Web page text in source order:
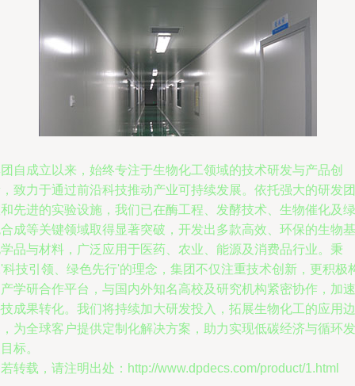
自成立以来，始终专注于生物化工领域的技术研发与产品创
致力于通过前沿科技推动产业可持续发展。依托强大的研发团
先进的实验设施，我们已在酶工程、发酵技术、生物催化及绿
成等关键领域取得显著突破，开发出多款高效、环保的生物基
品与材料，广泛应用于医药、农业、能源及消费品行业。秉
科技引领、绿色先行'的理念，集团不仅注重技术创新，更积极
学研合作平台，与国内外知名高校及研究机构紧密协作，加速
成果转化。我们将持续加大研发投入，拓展生物化工的应用边
为全球客户提供定制化解决方案，助力实现低碳经济与循环发
标。
转载，请注明出处：http://www.dpdecs.com/product/1.html